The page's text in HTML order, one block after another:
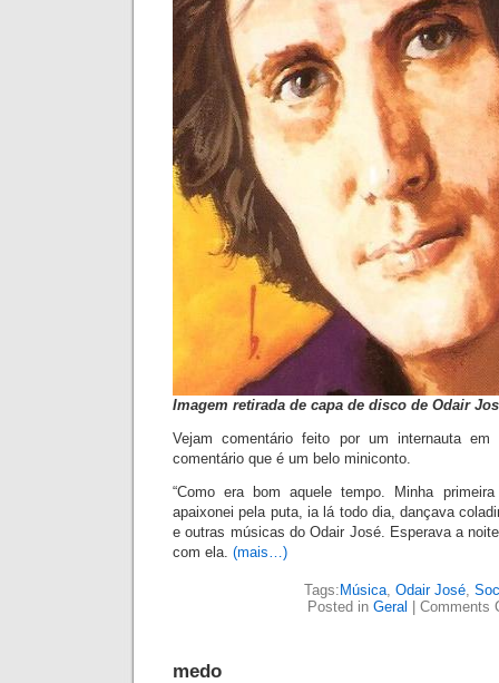
Imagem retirada de capa de disco de Odair
Vejam comentário feito por um internauta
comentário que é um belo miniconto.
“Como era bom aquele tempo. Minha
apaixonei pela puta, ia lá todo dia, dançava
e outras músicas do Odair José. Esperava a
com ela. (mais…)
Tags: Música, Odair José,
Posted in Geral Comments
medo